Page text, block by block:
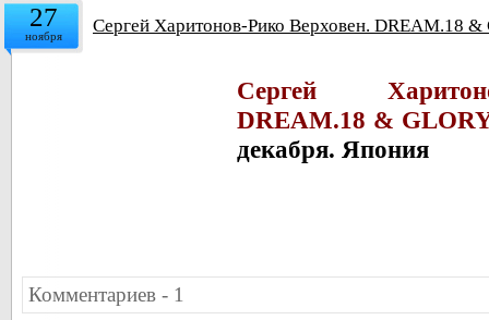
27
ноября Сергей Харитонов-Рико Верховен. DREAM.18 &
Сергей
DREAM.18 &
декабря. Япония
Комментариев - 1